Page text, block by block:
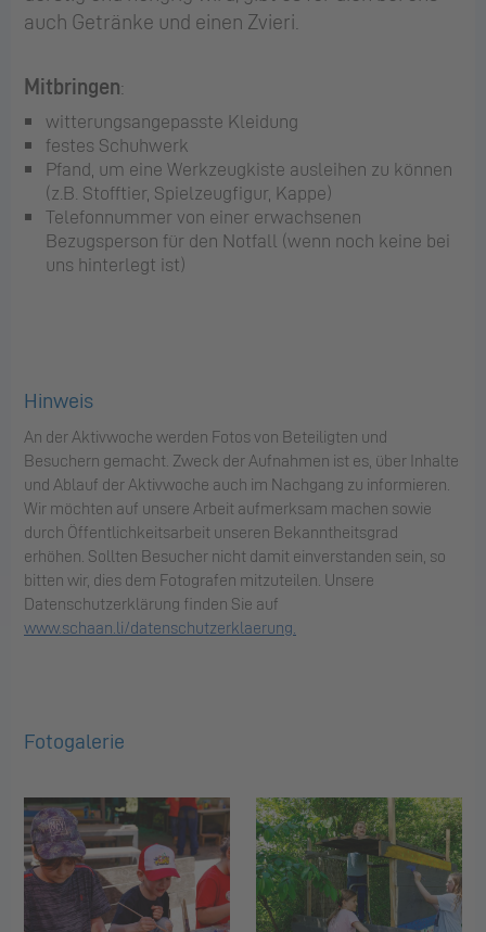
auch Getränke und einen Zvieri.
Mitbringen:
witterungsangepasste Kleidung
festes Schuhwerk
Pfand, um eine Werkzeugkiste ausleihen zu können
(z.B. Stofftier, Spielzeugfigur, Kappe)
Telefonnummer von einer erwachsenen
Bezugsperson für den Notfall (wenn noch keine bei
uns hinterlegt ist)
Hinweis
An der Aktivwoche werden Fotos von Beteiligten und
Besuchern gemacht. Zweck der Aufnahmen ist es, über Inhalte
und Ablauf der Aktivwoche auch im Nachgang zu informieren.
Wir möchten auf unsere Arbeit aufmerksam machen sowie
durch Öffentlichkeitsarbeit unseren Bekanntheitsgrad
erhöhen. Sollten Besucher nicht damit einverstanden sein, so
bitten wir, dies dem Fotografen mitzuteilen. Unsere
Datenschutzerklärung finden Sie auf
www.schaan.li/datenschutzerklaerung.
Fotogalerie